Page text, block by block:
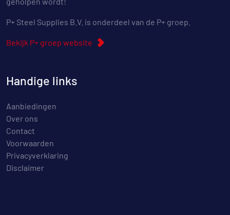
P+ Steel Supplies B.V. is onderdeel van de P+ groep.
Bekijk P+ groep website
Handige links
Aanbiedingen
Over ons
Contact
Voorwaarden
Privacyverklaring
Disclaimer